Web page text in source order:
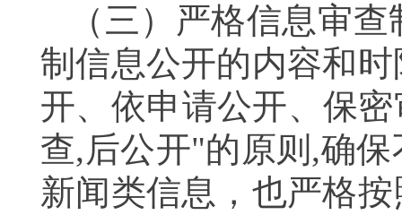
（三）严格信息审
制信息公开的内容和
开、依申请公开、保
查,后公开"的原则 ,确保
新闻类信息，也严格